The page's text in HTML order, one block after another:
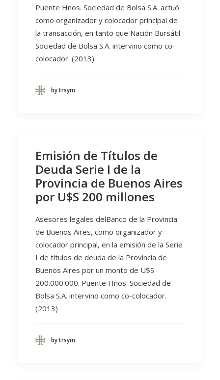
Puente Hnos. Sociedad de Bolsa S.A. actuó
como organizador y colocador principal de
la transacción, en tanto que Nación Bursátil
Sociedad de Bolsa S.A. intervino como co-
colocador. (2013)
by trsym
Emisión de Títulos de
Deuda Serie I de la
Provincia de Buenos Aires
por U$S 200 millones
Asesores legales delBanco de la Provincia
de Buenos Aires, como organizador y
colocador principal, en la emisión de la Serie
I de títulos de deuda de la Provincia de
Buenos Aires por un monto de U$S
200.000.000. Puente Hnos. Sociedad de
Bolsa S.A. intervino como co-colocador.
(2013)
by trsym